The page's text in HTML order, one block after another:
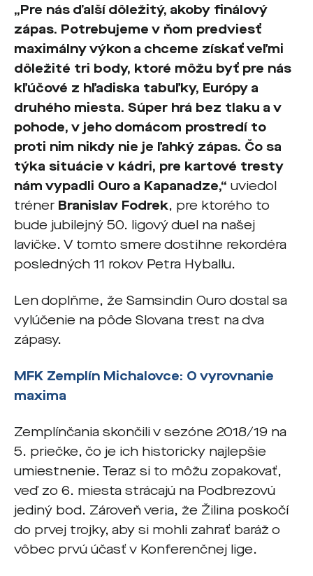
„Pre nás ďalší dôležitý, akoby finálový
zápas. Potrebujeme v ňom predviesť
maximálny výkon a chceme získať veľmi
dôležité tri body, ktoré môžu byť pre nás
kľúčové z hľadiska tabuľky, Európy a
druhého miesta. Súper hrá bez tlaku a v
pohode, v jeho domácom prostredí to
proti nim nikdy nie je ľahký zápas. Čo sa
týka situácie v kádri, pre kartové tresty
nám vypadli Ouro a Kapanadze,“ uviedol
tréner Branislav Fodrek, pre ktorého to
bude jubilejný 50. ligový duel na našej
lavičke. V tomto smere dostihne rekordéra
posledných 11 rokov Petra Hyballu.
Len doplňme, že Samsindin Ouro dostal sa
vylúčenie na pôde Slovana trest na dva
zápasy.
MFK Zemplín Michalovce: O vyrovnanie
maxima
Zemplínčania skončili v sezóne 2018/19 na
5. priečke, čo je ich historicky najlepšie
umiestnenie. Teraz si to môžu zopakovať,
veď zo 6. miesta strácajú na Podbrezovú
jediný bod. Zároveň veria, že Žilina poskočí
do prvej trojky, aby si mohli zahrať baráž o
vôbec prvú účasť v Konferenčnej lige.